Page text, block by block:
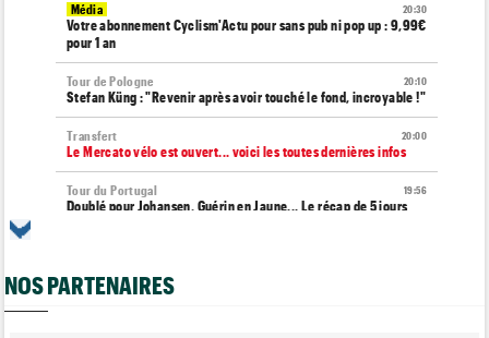
20:30
Média
Votre abonnement Cyclism'Actu pour sans pub ni pop up : 9,99€
pour 1 an
20:10
Tour de Pologne
Stefan Küng : "Revenir après avoir touché le fond, incroyable !"
20:00
Transfert
Le Mercato vélo est ouvert... voici les toutes dernières infos
19:56
Tour du Portugal
Doublé pour Johansen, Guérin en Jaune... Le récap de 5 jours
Tour de France Femmes
NOS PARTENAIRES